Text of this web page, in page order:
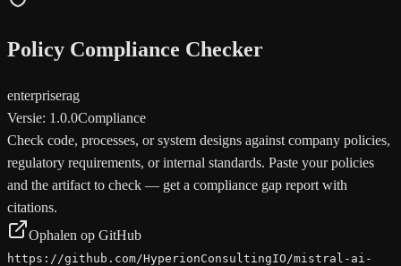
Policy Compliance Checker
enterpriserag
Versie: 1.0.0Compliance
Check code, processes, or system designs against company policies,
regulatory requirements, or internal standards. Paste your policies
and the artifact to check — get a compliance gap report with
citations.
Ophalen op GitHub
https://github.com/HyperionConsultingIO/mistral-ai-